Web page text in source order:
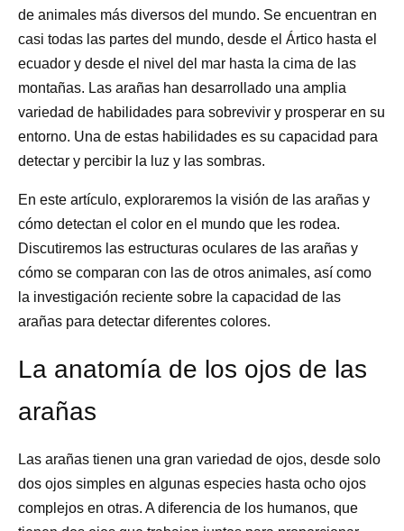
de animales más diversos del mundo. Se encuentran en
casi todas las partes del mundo, desde el Ártico hasta el
ecuador y desde el nivel del mar hasta la cima de las
montañas. Las arañas han desarrollado una amplia
variedad de habilidades para sobrevivir y prosperar en su
entorno. Una de estas habilidades es su capacidad para
detectar y percibir la luz y las sombras.
En este artículo, exploraremos la visión de las arañas y
cómo detectan el color en el mundo que les rodea.
Discutiremos las estructuras oculares de las arañas y
cómo se comparan con las de otros animales, así como
la investigación reciente sobre la capacidad de las
arañas para detectar diferentes colores.
La anatomía de los ojos de las
arañas
Las arañas tienen una gran variedad de ojos, desde solo
dos ojos simples en algunas especies hasta ocho ojos
complejos en otras. A diferencia de los humanos, que